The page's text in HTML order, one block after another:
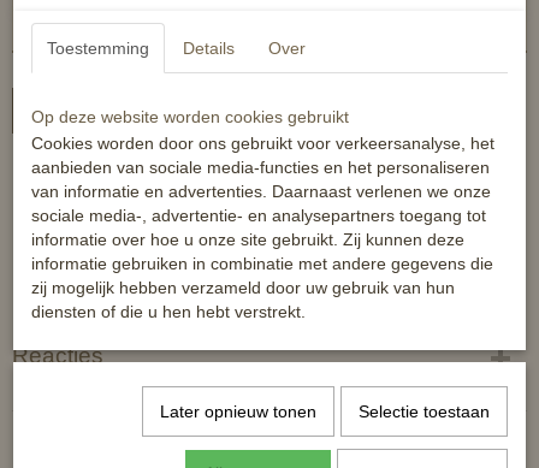
In winkelwagen
Kunststof hoofdstel met PVC straps en een nylon kern.
Productspecificaties:
- Engelse neusriem
- Sterk Materiaal
- Makkelijk schoon te maken, onderhouds arm
- Inclusief rubber teugels
Reacties
Toestemming Details Over
Op deze website worden cookies gebruikt
Cookies worden door ons gebruikt voor verkeersanalyse, het
aanbieden van sociale media-functies en het personaliseren
van informatie en advertenties. Daarnaast verlenen we onze
sociale media-, advertentie- en analysepartners toegang tot
informatie over hoe u onze site gebruikt. Zij kunnen deze
informatie gebruiken in combinatie met andere gegevens die
zij mogelijk hebben verzameld door uw gebruik van hun
diensten of die u hen hebt verstrekt.
Later opnieuw tonen Selectie toestaan